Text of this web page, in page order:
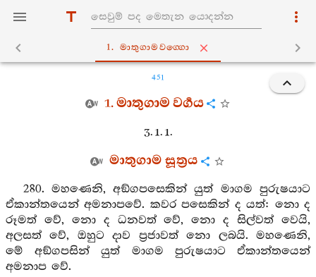
1. මාතුගාමවග‍්ගො
451
1. මාතුගාම වර්‍ගය
3. 1. 1.
මාතුගාම සූත්‍රය
280. මහණෙනි, අඞ්ගපසෙකින් යුත් මාගම පුරුෂයාට
ඒකාන්තයෙන් අමනාපවේ. කවර පසෙකින් ද යත්: නො ද
රූමත් වේ, නො ද ධනවත් වේ, නො ද සිල්වත් වෙයි,
අලසත් වේ, ඔහුට දාව ප්‍රජාවත් නො ලබයි. මහණෙනි,
මේ අඞ්ගපසින් යුත් මාගම පුරුෂයාට ඒකාන්තයෙන්
අමනාප වේ.